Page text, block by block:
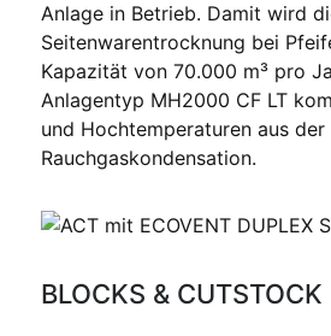
Anlage in Betrieb. Damit wird
Seitenwarentrocknung bei
Kapazität von 70.000 m³ pro
Anlagentyp MH2000 CF LT
und Hochtemperaturen aus der
Rauchgaskondensation.
BLOCKS & CUTSTOCK